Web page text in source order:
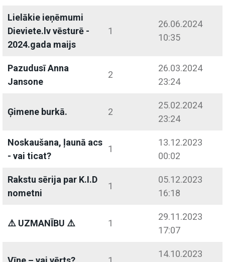
Lielākie ieņēmumi
Dieviete.lv vēsturē -
2024.gada maijs
1
26.06.2024
10:35
Pazudusī Anna
Jansone
2
26.03.2024
23:24
Ģimene burkā. 2
25.02.2024
23:24
Noskaušana, ļaunā acs
- vai ticat?
1
13.12.2023
00:02
Rakstu sērija par K.I.D
nometni
1
05.12.2023
16:18
⚠️ UZMANĪBU ⚠️ 1
29.11.2023
17:07
14.10.2023